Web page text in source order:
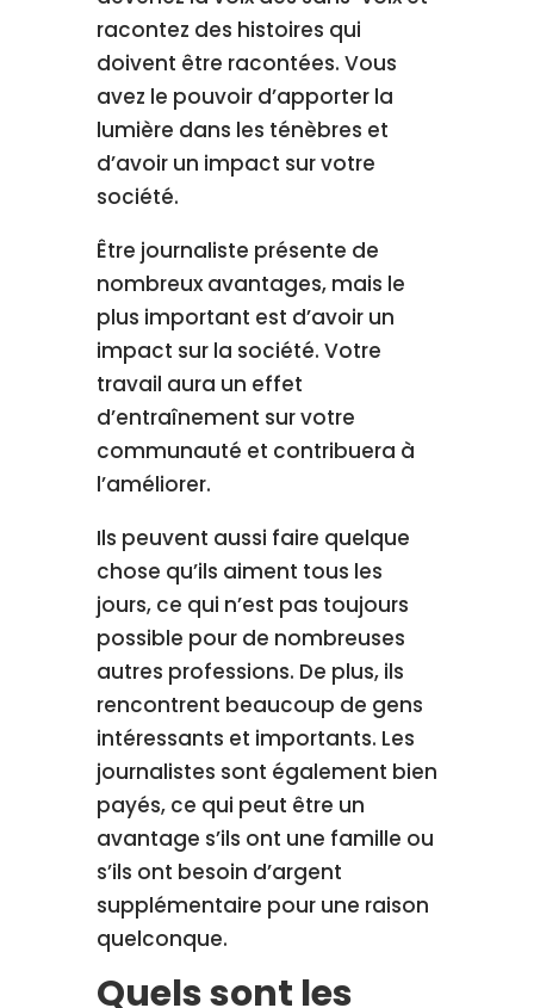
racontez des histoires qui
doivent être racontées. Vous
avez le pouvoir d’apporter la
lumière dans les ténèbres et
d’avoir un impact sur votre
société.
Être journaliste présente de
nombreux avantages, mais le
plus important est d’avoir un
impact sur la société. Votre
travail aura un effet
d’entraînement sur votre
communauté et contribuera à
l’améliorer.
Ils peuvent aussi faire quelque
chose qu’ils aiment tous les
jours, ce qui n’est pas toujours
possible pour de nombreuses
autres professions. De plus, ils
rencontrent beaucoup de gens
intéressants et importants. Les
journalistes sont également bien
payés, ce qui peut être un
avantage s’ils ont une famille ou
s’ils ont besoin d’argent
supplémentaire pour une raison
quelconque.
Quels sont les